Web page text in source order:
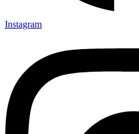
Instagram